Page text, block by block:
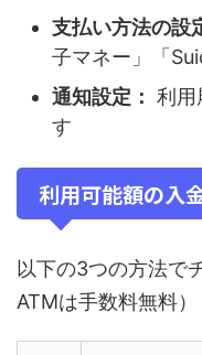
支払い方法の設
子マネー」「
通知設定： 利用
す
利用可能額の入
以下の3つの方法で
ATMは手数料無料）